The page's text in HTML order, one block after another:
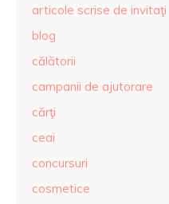
articole scrise de invitaţi
blog
călătorii
campanii de ajutorare
cărţi
ceai
concursuri
cosmetice